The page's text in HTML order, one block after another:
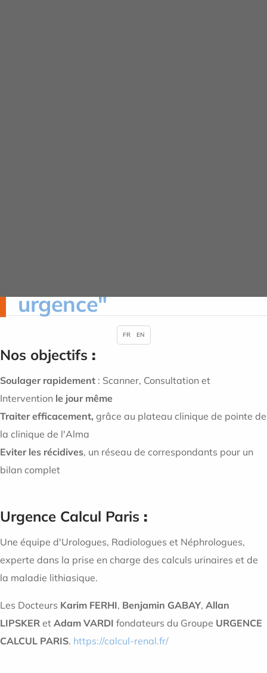
urgence"
Nos objectifs :
Soulager rapidement : Scanner, Consultation et
Intervention le jour même
Traiter efficacement, grâce au plateau clinique de pointe de
la clinique de l'Alma
Eviter les récidives, un réseau de correspondants pour un
bilan complet
Urgence Calcul Paris :
Une équipe d'Urologues, Radiologues et Néphrologues,
experte dans la prise en charge des calculs urinaires et de
la maladie lithiasique.
Les Docteurs Karim FERHI, Benjamin GABAY, Allan
LIPSKER et Adam VARDI fondateurs du Groupe URGENCE
CALCUL PARIS. https://calcul-renal.fr/
FR EN